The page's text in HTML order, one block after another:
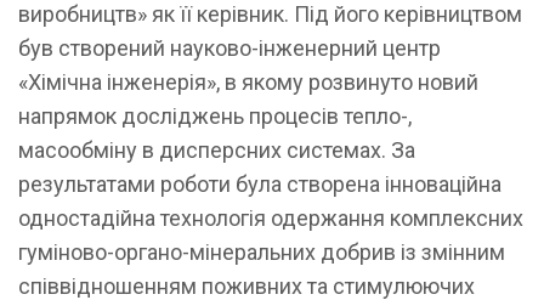
виробництв» як її керівник. Під його керівництвом
був створений науково-інженерний центр
«Хімічна інженерія», в якому розвинуто новий
напрямок досліджень процесів тепло-,
масообміну в дисперсних системах. За
результатами роботи була створена інноваційна
одностадійна технологія одержання комплексних
гуміново-органо-мінеральних добрив із змінним
співвідношенням поживних та стимулюючих